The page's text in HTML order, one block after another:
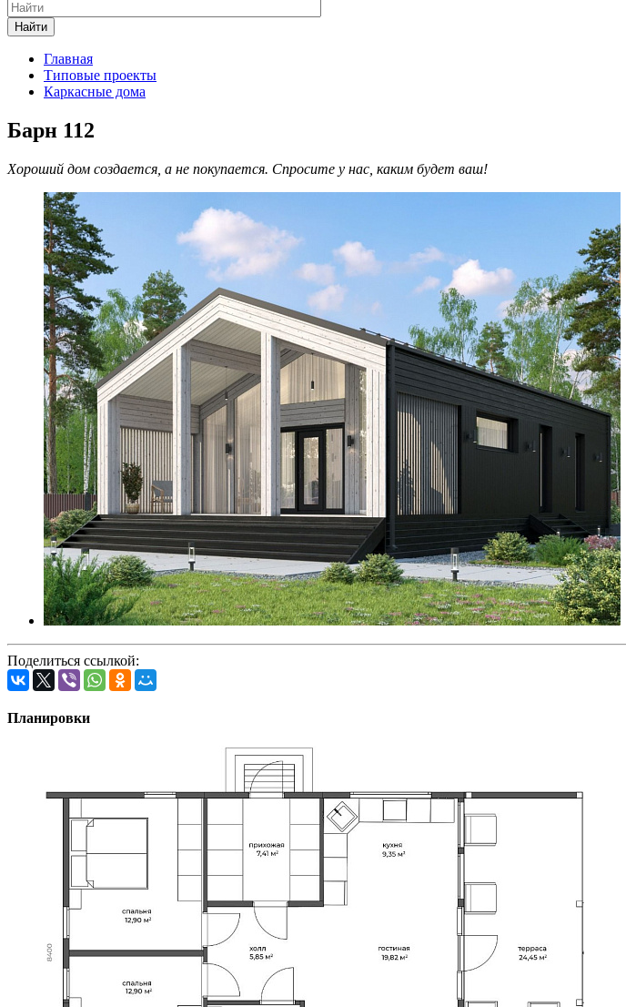
Найти
Главная
Типовые проекты
Каркасные дома
Барн 112
Хороший дом создается, а не покупается. Спросите у нас, каким будет ваш!
Поделиться ссылкой:
Планировки